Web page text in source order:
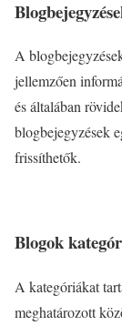
A
jellemzően
és általában
blogbejegyzések
frissíthetők.
Blogok
A kategóriákat
meghatározott